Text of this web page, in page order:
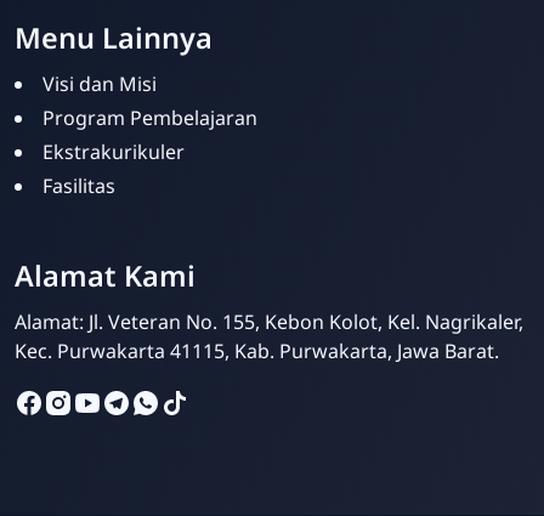
Menu Lainnya
Visi dan Misi
Program Pembelajaran
Ekstrakurikuler
Fasilitas
Alamat Kami
Alamat: Jl. Veteran No. 155, Kebon Kolot, Kel. Nagrikaler,
Kec. Purwakarta 41115, Kab. Purwakarta, Jawa Barat.